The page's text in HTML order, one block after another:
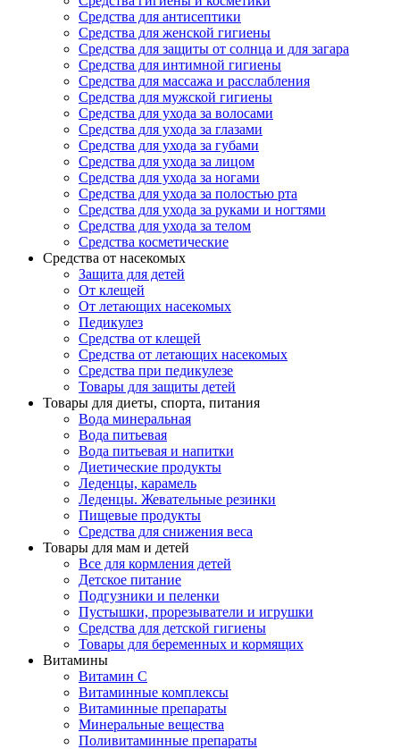
Средства для антисептики
Средства для женской гигиены
Средства для защиты от солнца и для загара
Средства для интимной гигиены
Средства для массажа и расслабления
Средства для мужской гигиены
Средства для ухода за волосами
Средства для ухода за глазами
Средства для ухода за губами
Средства для ухода за лицом
Средства для ухода за ногами
Средства для ухода за полостью рта
Средства для ухода за руками и ногтями
Средства для ухода за телом
Средства косметические
Средства от насекомых
Защита для детей
От клещей
От летающих насекомых
Педикулез
Средства от клещей
Средства от летающих насекомых
Средства при педикулезе
Товары для защиты детей
Товары для диеты, спорта, питания
Вода минеральная
Вода питьевая
Вода питьевая и напитки
Диетические продукты
Леденцы, карамель
Леденцы. Жевательные резинки
Пищевые продукты
Средства для снижения веса
Товары для мам и детей
Все для кормления детей
Детское питание
Подгузники и пеленки
Пустышки, прорезыватели и игрушки
Средства для детской гигиены
Товары для беременных и кормящих
Витамины
Витамин С
Витаминные комплексы
Витаминные препараты
Минеральные вещества
Поливитаминные препараты